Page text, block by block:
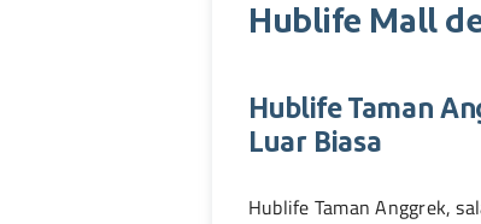
Hublife Mall
Hublife Taman
Luar Biasa
Hublife Taman Anggrek,